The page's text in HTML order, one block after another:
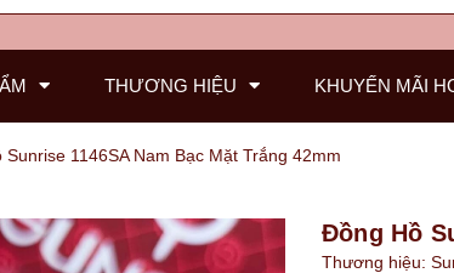
THƯƠNG HIỆU KHUYẾN MÃI
1146SA Nam Bạc Mặt Trắng 42mm
Đồng Hồ
Thương hiệu: